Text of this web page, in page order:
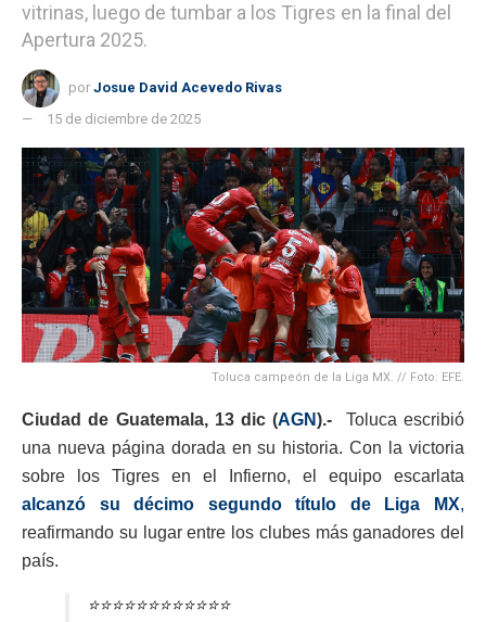
vitrinas, luego de tumbar a los Tigres en la final del
Apertura 2025.
por Josue David Acevedo Rivas
15 de diciembre de 2025
Toluca campeón de la Liga MX. // Foto: EFE.
Ciudad de Guatemala, 13 dic (AGN).- Toluca escribió
una nueva página dorada en su historia. Con la victoria
sobre los Tigres en el Infierno, el equipo escarlata
alcanzó su décimo segundo título de Liga MX,
reafirmando su lugar entre los clubes más ganadores del
país.
⭐️⭐️⭐️⭐️⭐️⭐️⭐️⭐️⭐️⭐️⭐️⭐️